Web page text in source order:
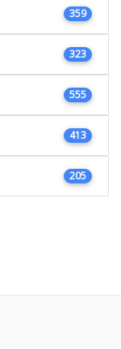
359
323
555
413
205